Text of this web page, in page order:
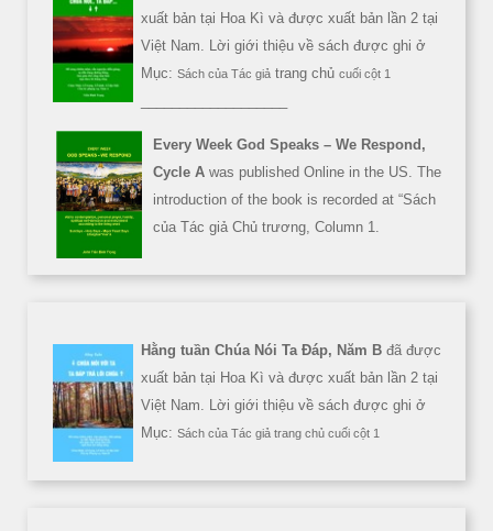
xuất bản tại Hoa Kì và được xuất bản lần 2 tại
Việt Nam. Lời giới thiệu về sách được ghi ở
Mục: Sách của Tác giả trang chủ cuối cột 1
Every Week God Speaks – We Respond,
Cycle A was published Online in the US. The
introduction of the book is recorded at “Sách
của Tác giả Chủ trương, Column 1.
Hằng tuần Chúa Nói Ta Đáp, Năm B đã được
xuất bản tại Hoa Kì và được xuất bản lần 2 tại
Việt Nam. Lời giới thiệu về sách được ghi ở
Mục: Sách của Tác giả trang chủ cuối cột 1